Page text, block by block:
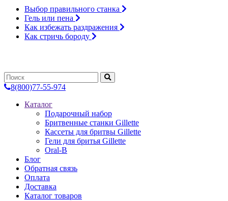
Выбор правильного станка
Гель или пена
Как избежать раздражения
Как стричь бороду
8(800)77-55-974
Каталог
Подарочный набор
Бритвенные станки Gillette
Каcсеты для бритвы Gillette
Гели для бритья Gillette
Oral-B
Блог
Обратная связь
Оплата
Доставка
Каталог товаров